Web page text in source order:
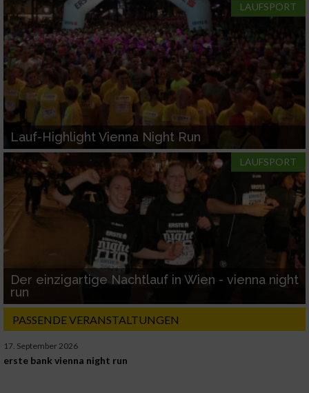
LAUFSPORT
Lauf-Highlight Vienna Night Run
LAUFSPORT
Der einzigartige Nachtlauf in Wien - vienna night
run
PASSENDE VERANSTALTUNGEN
17. September 2026
erste bank vienna night run